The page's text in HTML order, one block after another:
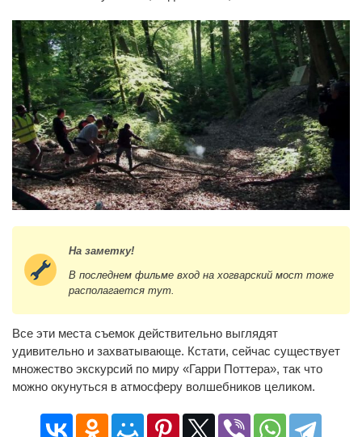
На заметку!
В последнем фильме вход на хогварский мост тоже
располагается тут.
Все эти места съемок действительно выглядят
удивительно и захватывающе. Кстати, сейчас существует
множество экскурсий по миру «Гарри Поттера», так что
можно окунуться в атмосферу волшебников целиком.